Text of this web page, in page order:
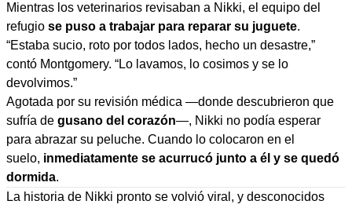
Mientras los veterinarios revisaban a Nikki, el equipo del
refugio se puso a trabajar para reparar su juguete.
“Estaba sucio, roto por todos lados, hecho un desastre,”
contó Montgomery. “Lo lavamos, lo cosimos y se lo
devolvimos.”
Agotada por su revisión médica —donde descubrieron que
sufría de gusano del corazón—, Nikki no podía esperar
para abrazar su peluche. Cuando lo colocaron en el
suelo, inmediatamente se acurrucó junto a él y se quedó
dormida.
La historia de Nikki pronto se volvió viral, y desconocidos